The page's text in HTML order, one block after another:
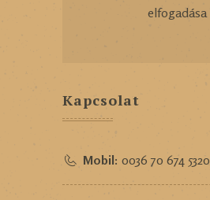
elfogadása
Kapcsolat
Mobil: 0036 70 674 5320